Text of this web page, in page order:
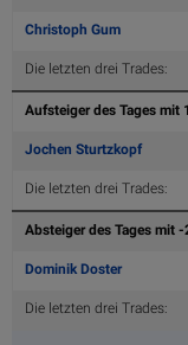
Christoph Gum
Die letzten drei Trades:
Aufsteiger des Tages mit
Jochen Sturtzkopf
Die letzten drei Trades:
Absteiger des Tages mit
Dominik Doster
Die letzten drei Trades: